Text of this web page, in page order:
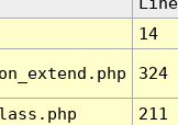
14
324
211